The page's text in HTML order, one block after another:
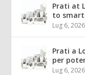
Prati at
to
Lug 6, 2026
Prati a
per
Lug 6, 2026